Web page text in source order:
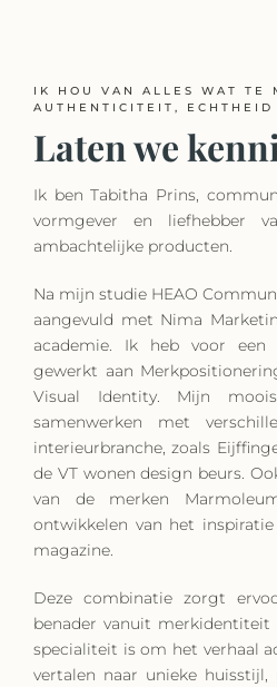
IK HOU VAN ALLES WAT TE
AUTHENTICITEIT, ECHTHEID
Laten we
Ik ben Tabitha Prins,
vormgever en liefhebber
ambachtelijke producten.
Na mijn studie HEAO
aangevuld met Nima
academie. Ik heb voor een
gewerkt aan
Visual Identity. Mijn
samenwerken met
interieurbranche, zoals
de VT wonen design beurs.
van de merken
ontwikkelen van het
magazine.
Deze combinatie zorgt
benader vanuit merkidentiteit
specialiteit is om het verhaal
vertalen naar unieke huisstijl,